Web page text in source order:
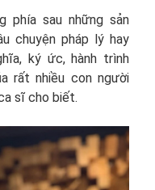
phía sau những sản
chuyện pháp lý hay
ký ức, hành trình
rất nhiều con người
sĩ cho biết.